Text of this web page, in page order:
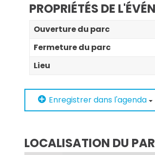
PROPRIÉTÉS DE
Ouverture du parc
Fermeture du parc
Lieu
Enregistrer dans l'agenda
LOCALISATION DU